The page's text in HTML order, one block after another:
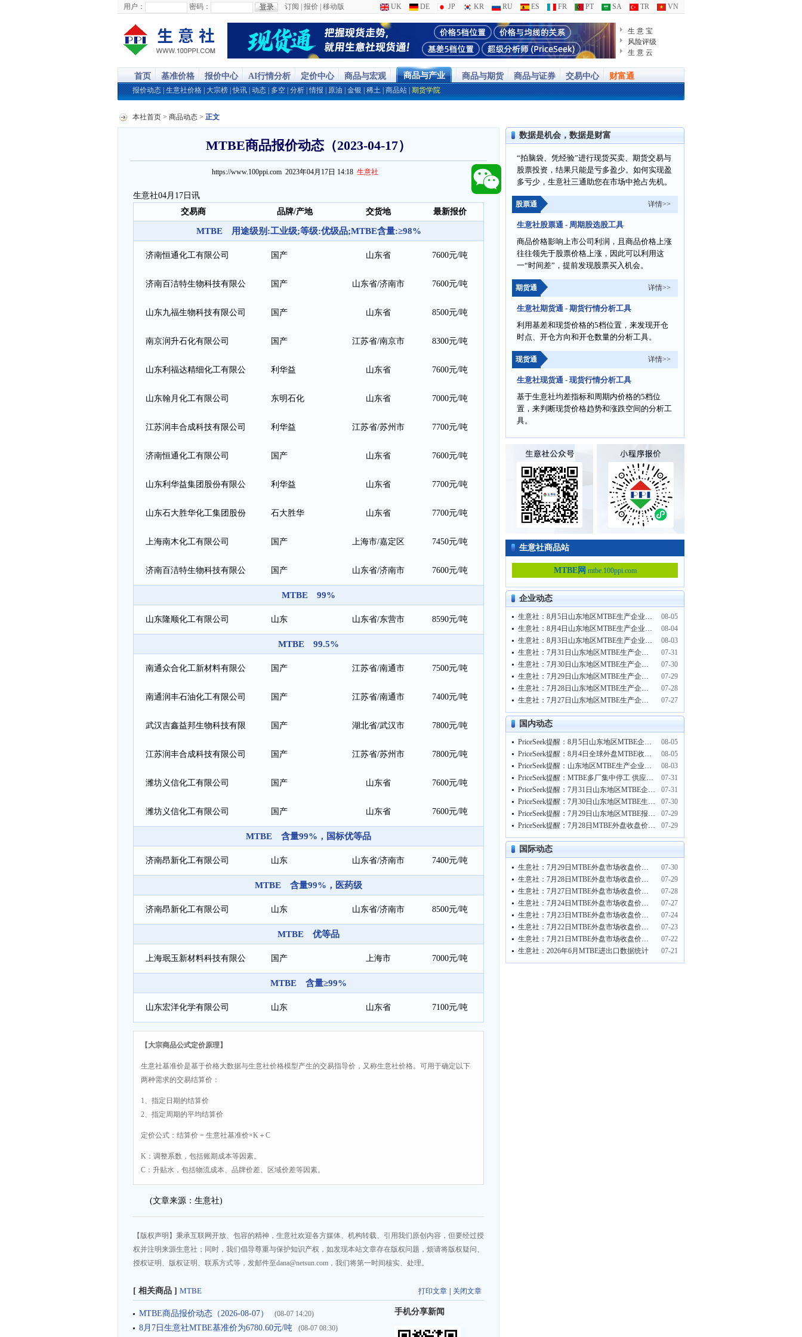
用户： 密码： 订阅 报价 移动版 UK DE JP KR RU ES FR PT SA TR VN
生 意 宝
风险评级
生 意 云
首页 基准价格 报价中心 AI行情分析 定价中心 商品与宏观 商品与产业 商品与期货 商品与证券 交易中心 财富通
报价动态 生意社价格 大宗榜 |快讯 动态 多空 分析 |情报 原油 金银 稀土 商品站 期货学院
本社首页 > 商品动态 > 正文
MTBE商品报价动态（2023-04-17）
https://www.100ppi.com 2023年04月17日 14:18 生意社
生意社04月17日讯
交易商
品牌/产地 交货地 最新报价
MTBE 用途级别:工业级;等级:优级品;MTBE含量:≥98%
济南恒通化工有限公司 国产 山东省 7600元/吨
济南百洁特生物科技有限公
司
国产 山东省/济南市 7600元/吨
山东九福生物科技有限公司 国产 山东省 8500元/吨
南京润升石化有限公司 国产 江苏省/南京市 8300元/吨
山东利福达精细化工有限公
司
利华益 山东省 7600元/吨
山东翰月化工有限公司 东明石化 山东省 7000元/吨
江苏润丰合成科技有限公司 利华益 江苏省/苏州市 7700元/吨
济南恒通化工有限公司 国产 山东省 7600元/吨
山东利华益集团股份有限公
司
利华益 山东省 7700元/吨
山东石大胜华化工集团股份
有限公司
石大胜华 山东省 7700元/吨
上海南木化工有限公司 国产 上海市/嘉定区 7450元/吨
济南百洁特生物科技有限公 国产 山东省/济南市 7600元/吨
MTBE 99%
山东隆顺化工有限公司 山东 山东省/东营市 8590元/吨
MTBE 99.5%
南通众合化工新材料有限公
司
国产 江苏省/南通市 7500元/吨
南通润丰石油化工有限公司 国产 江苏省/南通市 7400元/吨
武汉吉鑫益邦生物科技有限
公司
国产 湖北省/武汉市 7800元/吨
江苏润丰合成科技有限公司 国产 江苏省/苏州市 7800元/吨
潍坊义信化工有限公司 国产 山东省 7600元/吨
潍坊义信化工有限公司 国产 山东省 7600元/吨
MTBE 含量99%，国标优等品
济南昂新化工有限公司 山东 山东省/济南市 7400元/吨
MTBE 含量99%，医药级
济南昂新化工有限公司 山东 山东省/济南市 8500元/吨
MTBE 优等品
上海珉玉新材料科技有限公 国产 上海市 7000元/吨
MTBE 含量≥99%
山东宏洋化学有限公司 山东 山东省 7100元/吨
【大宗商品公式定价原理】
生意社基准价是基于价格大数据与生意社价格模型产生的交易指导价，又称生意社价格。可用于确定以下
两种需求的交易结算价：
1、指定日期的结算价
2、指定周期的平均结算价
定价公式：结算价 = 生意社基准价×K＋C
K：调整系数，包括账期成本等因素。
C：升贴水，包括物流成本、品牌价差、区域价差等因素。
(文章来源：生意社)
【版权声明】秉承互联网开放、包容的精神，生意社欢迎各方媒体、机构转载、引用我们原创内容，但要经过授
权并注明来源生意社；同时，我们倡导尊重与保护知识产权，如发现本站文章存在版权问题，烦请将版权疑问、
授权证明、版权证明、联系方式等，发邮件至dana@netsun.com，我们将第一时间核实、处理。
打印文章 关闭文章
[ 相关商品 ] MTBE
MTBE商品报价动态（2026-08-07） (08-07 14:20)
8月7日生意社MTBE基准价为6780.60元/吨 (08-07 08:30)
手机分享新闻
数据是机会，数据是财富
“拍脑袋、凭经验”进行现货买卖、期货交易与
股票投资，结果只能是亏多盈少。如何实现盈
多亏少，生意社三通助您在市场中抢占先机。
股票通 详情>>
生意社股票通 - 周期股选股工具
商品价格影响上市公司利润，且商品价格上涨
往往领先于股票价格上涨，因此可以利用这
一“时间差”，提前发现股票买入机会。
期货通 详情>>
生意社期货通 - 期货行情分析工具
利用基差和现货价格的5档位置，来发现开仓
时点、开仓方向和开仓数量的分析工具。
现货通 详情>>
生意社现货通 - 现货行情分析工具
基于生意社均差指标和周期内价格的5档位
置，来判断现货价格趋势和涨跌空间的分析工
具。
生意社商品站
MTBE网 mtbe.100ppi.com
企业动态
生意社：8月5日山东地区MTBE生产企业报价下调
08-05
生意社：8月4日山东地区MTBE生产企业报价下调
08-04
生意社：8月3日山东地区MTBE生产企业报价下调
08-03
生意社：7月31日山东地区MTBE生产企业报价下调
07-31
生意社：7月30日山东地区MTBE生产企业报价上调
07-30
生意社：7月29日山东地区MTBE生产企业报价上调
07-29
生意社：7月28日山东地区MTBE生产企业报价上调
07-28
生意社：7月27日山东地区MTBE生产企业报价上调
07-27
国内动态
PriceSeek提醒：8月5日山东地区MTBE企业报价下调
08-05
PriceSeek提醒：8月4日全球外盘MTBE收盘价全线下调
08-05
PriceSeek提醒：山东地区MTBE生产企业报价下调
08-03
PriceSeek提醒：MTBE多厂集中停工 供应端明显收缩
07-31
PriceSeek提醒：7月31日山东地区MTBE企业报价下调
07-31
PriceSeek提醒：7月30日山东地区MTBE生产企业报价上调
07-30
PriceSeek提醒：7月29日山东地区MTBE报价上调
07-29
PriceSeek提醒：7月28日MTBE外盘收盘价格下调
07-29
国际动态
生意社：7月29日MTBE外盘市场收盘价格波动
07-30
生意社：7月28日MTBE外盘市场收盘价格下调
07-29
生意社：7月27日MTBE外盘市场收盘价格下调
07-28
生意社：7月24日MTBE外盘市场收盘价格下调
07-27
生意社：7月23日MTBE外盘市场收盘价格上调
07-24
生意社：7月22日MTBE外盘市场收盘价格上调
07-23
生意社：7月21日MTBE外盘市场收盘价格波动
07-22
生意社：2026年6月MTBE进出口数据统计
07-21